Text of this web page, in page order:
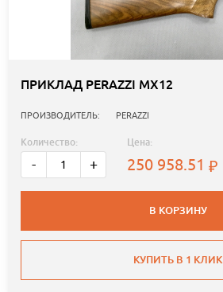
ПРИКЛАД PERAZZI MX12
ПРОИЗВОДИТЕЛЬ: PERAZZI
Количество:
- +
Цена:
250 958.51
В КОРЗИНУ
КУПИТЬ В 1 КЛИК